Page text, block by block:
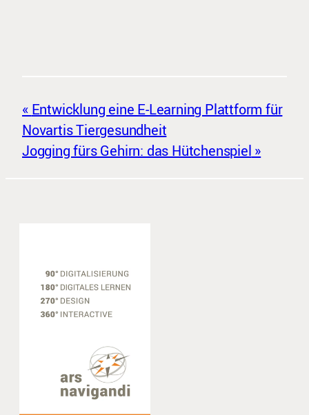
Entwicklung eine E-Learning Plattform für
Novartis Tiergesundheit
Jogging fürs Gehirn: das Hütchenspiel